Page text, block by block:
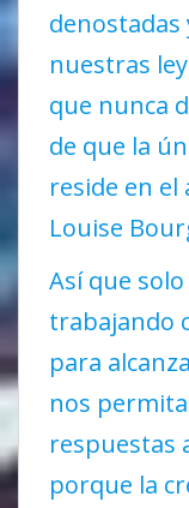
nuestras
que nunca
de que la
reside en
Louise
Así que
trabajando
para
nos
respuestas
porque la